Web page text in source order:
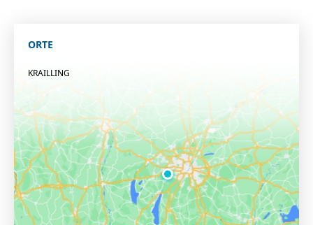
ORTE
KRAILLING